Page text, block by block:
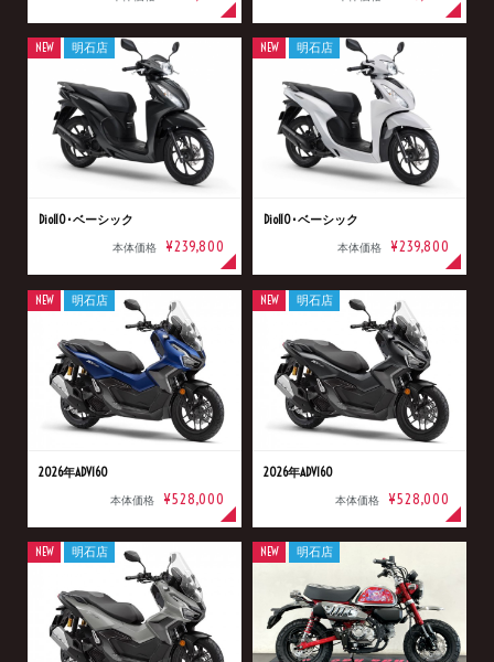
Dio110･ベーシック
本体価格 ¥239,800
NEW 明石店
Dio110･ベーシック
本体価格 ¥239,800
NEW 明石店
2026年ADV160
本体価格 ¥528,000
NEW 明石店
2026年ADV160
本体価格 ¥528,000
NEW 明石店
NEW 明石店 NEW 明石店